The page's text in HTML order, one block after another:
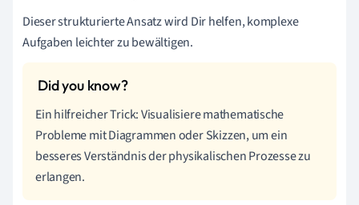
Dieser strukturierte Ansatz wird Dir helfen, komplexe
Aufgaben leichter zu bewältigen.
Ein hilfreicher Trick: Visualisiere mathematische
Probleme mit Diagrammen oder Skizzen, um ein
besseres Verständnis der physikalischen Prozesse zu
erlangen.